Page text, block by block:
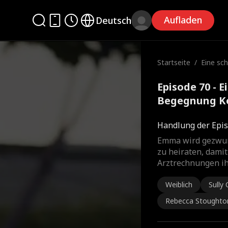
Deutsch Aufladen
Startseite / Eine
Episode 70 -
Begegnung
Handlung der
Emma wird
zu heiraten,
Arztrechnungen
Weiblich
Sully
Rebecca